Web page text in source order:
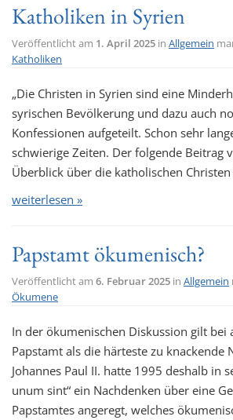
Katholiken in Syrien
Veröffentlicht am 1. April 2025 in Allgemein
Katholiken
„Die Christen in Syrien sind eine
syrischen Bevölkerung und dazu auch
Konfessionen aufgeteilt. Schon sehr
schwierige Zeiten. Der folgende Beitrag
Überblick über die katholischen Christen
weiterlesen »
Papstamt ökumenisch?
Veröffentlicht am 6. Februar 2025 in Allgemein
Ökumene
In der ökumenischen Diskussion gilt bei
Papstamt als die härteste zu knackende
Johannes Paul II. hatte 1995 deshalb in
unum sint“ ein Nachdenken über eine
Papstamtes angeregt, welches